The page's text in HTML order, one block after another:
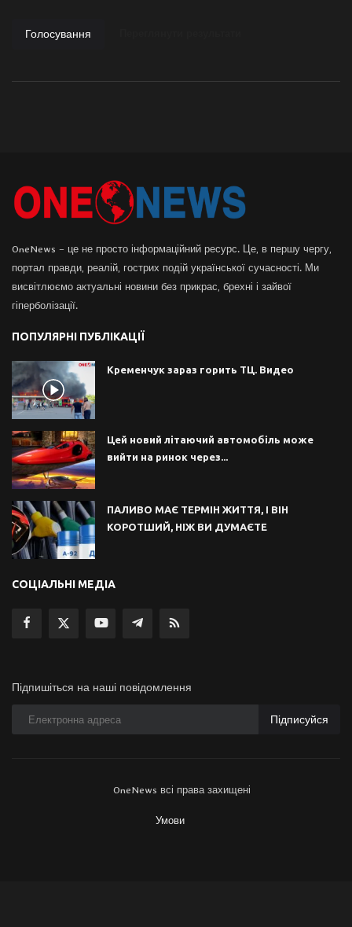
Голосування
OneNews – це не просто інформаційний ресурс. Це, в першу чергу,
портал правди, реалій, гострих подій української сучасності. Ми
висвітлюємо актуальні новини без прикрас, брехні і зайвої
гіперболізації.
ПОПУЛЯРНІ ПУБЛІКАЦІЇ
Кременчук зараз горить ТЦ. Видео
Цей новий літаючий автомобіль може
вийти на ринок через...
ПАЛИВО МАЄ ТЕРМІН ЖИТТЯ, І ВІН
КОРОТШИЙ, НІЖ ВИ ДУМАЄТЕ
СОЦІАЛЬНІ МЕДІА
Підпишіться на наші повідомлення
Підписуйся
OneNews всі права захищені
Умови